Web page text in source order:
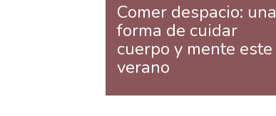
Comer despacio: una
forma de cuidar
cuerpo y mente este
verano